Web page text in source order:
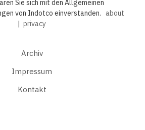
Sie sich mit den Allgemeinen
von Indotco einverstanden. about
| privacy
Archiv
Impressum
Kontakt